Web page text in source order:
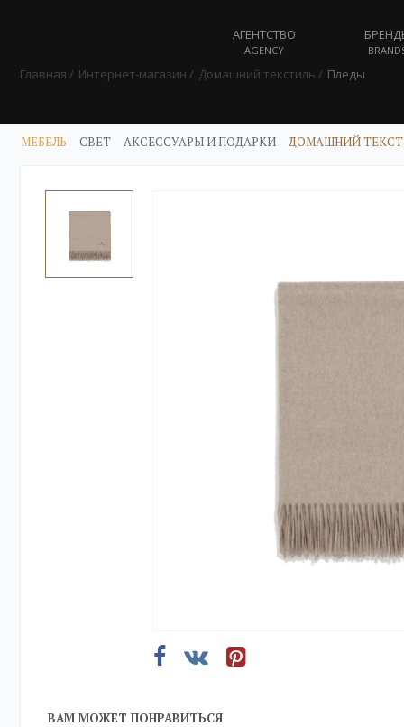
АГЕНТСТВО
AGENCY
Главная Интернет-магазин Домашний текстиль Пледы
МЕБЕЛЬ СВЕТ АКСЕССУАРЫ И ПОДАРКИ ДОМАШНИЙ
ВАМ МОЖЕТ ПОНРАВИТЬСЯ